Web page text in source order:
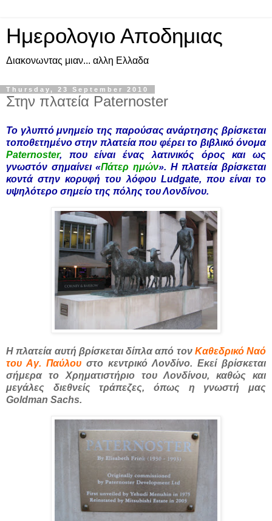
Ημερολογιο Αποδημιας
Διακονωντας μιαν... αλλη Ελλαδα
Thursday, 23 September 2010
Στην πλατεία Paternoster
Το γλυπτό μνημείο της παρούσας ανάρτησης βρίσκεται
τοποθετημένο στην πλατεία που φέρει το βιβλικό όνομα
Paternoster, που είναι ένας λατινικός όρος και ως
γνωστόν σημαίνει «Πάτερ ημών». Η πλατεία βρίσκεται
κοντά στην κορυφή του λόφου Ludgate, που είναι το
υψηλότερο σημείο της πόλης του Λονδίνου.
Η πλατεία αυτή βρίσκεται δίπλα από τον Καθεδρικό Ναό
του Αγ. Παύλου στο κεντρικό Λονδίνο. Εκεί βρίσκεται
σήμερα το Χρηματιστήριο του Λονδίνου, καθώς και
μεγάλες διεθνείς τράπεζες, όπως η γνωστή μας
Goldman Sachs.